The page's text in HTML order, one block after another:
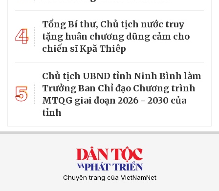
4
Tổng Bí thư, Chủ tịch nước truy
tặng huân chương dũng cảm cho
chiến sĩ Kpă Thiêp
5
Chủ tịch UBND tỉnh Ninh Bình làm
Trưởng Ban Chỉ đạo Chương trình
MTQG giai đoạn 2026 - 2030 của
tỉnh
Chuyên trang của VietNamNet